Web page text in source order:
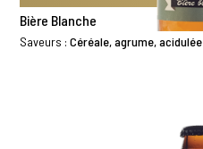
Bière Blanche
Saveurs :Céréale, agrume, acidulée